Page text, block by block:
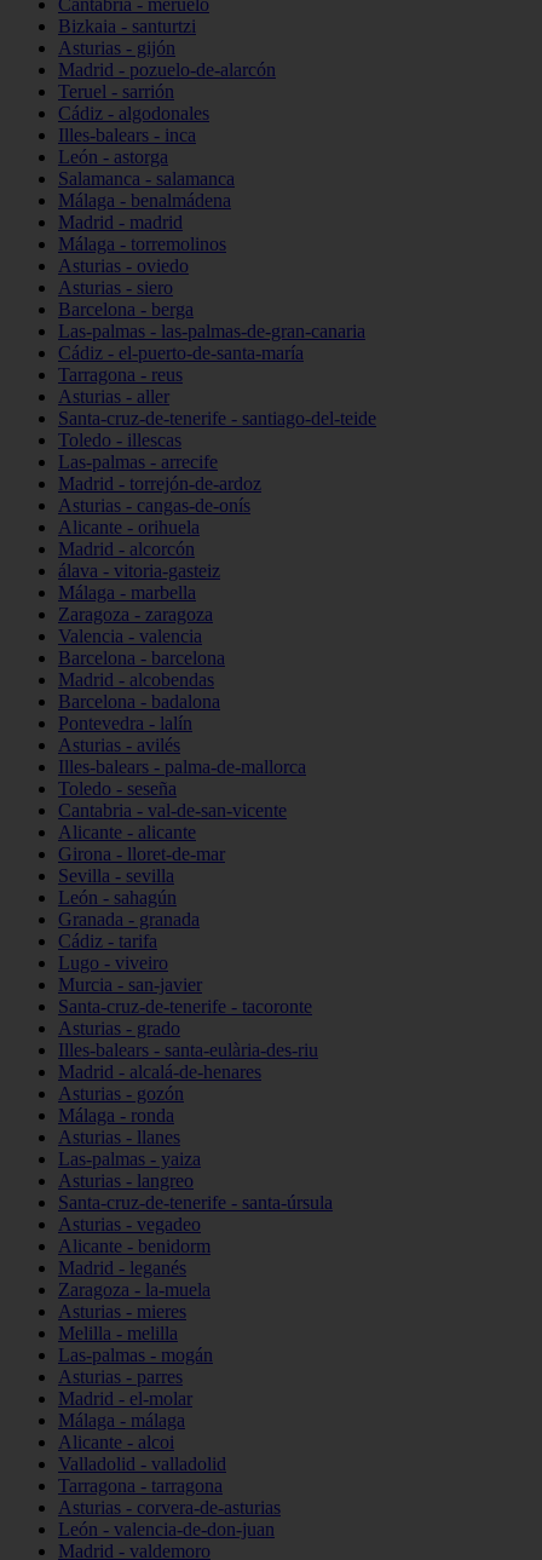
Cantabria - meruelo
Bizkaia - santurtzi
Asturias - gijón
Madrid - pozuelo-de-alarcón
Teruel - sarrión
Cádiz - algodonales
Illes-balears - inca
León - astorga
Salamanca - salamanca
Málaga - benalmádena
Madrid - madrid
Málaga - torremolinos
Asturias - oviedo
Asturias - siero
Barcelona - berga
Las-palmas - las-palmas-de-gran-canaria
Cádiz - el-puerto-de-santa-maría
Tarragona - reus
Asturias - aller
Santa-cruz-de-tenerife - santiago-del-teide
Toledo - illescas
Las-palmas - arrecife
Madrid - torrejón-de-ardoz
Asturias - cangas-de-onís
Alicante - orihuela
Madrid - alcorcón
álava - vitoria-gasteiz
Málaga - marbella
Zaragoza - zaragoza
Valencia - valencia
Barcelona - barcelona
Madrid - alcobendas
Barcelona - badalona
Pontevedra - lalín
Asturias - avilés
Illes-balears - palma-de-mallorca
Toledo - seseña
Cantabria - val-de-san-vicente
Alicante - alicante
Girona - lloret-de-mar
Sevilla - sevilla
León - sahagún
Granada - granada
Cádiz - tarifa
Lugo - viveiro
Murcia - san-javier
Santa-cruz-de-tenerife - tacoronte
Asturias - grado
Illes-balears - santa-eulària-des-riu
Madrid - alcalá-de-henares
Asturias - gozón
Málaga - ronda
Asturias - llanes
Las-palmas - yaiza
Asturias - langreo
Santa-cruz-de-tenerife - santa-úrsula
Asturias - vegadeo
Alicante - benidorm
Madrid - leganés
Zaragoza - la-muela
Asturias - mieres
Melilla - melilla
Las-palmas - mogán
Asturias - parres
Madrid - el-molar
Málaga - málaga
Alicante - alcoi
Valladolid - valladolid
Tarragona - tarragona
Asturias - corvera-de-asturias
León - valencia-de-don-juan
Madrid - valdemoro